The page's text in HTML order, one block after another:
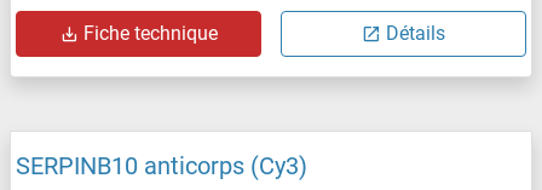
Fiche technique Détails
SERPINB10 anticorps (Cy3)